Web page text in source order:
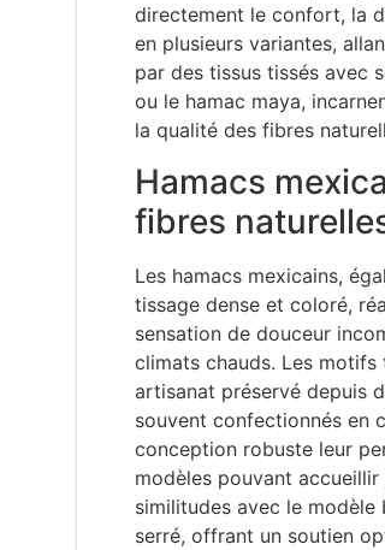
directement le confort, la
en plusieurs variantes,
par des tissus tissés avec
ou le hamac maya,
la qualité des fibres
Hamacs
fibres
Les hamacs mexicains,
tissage dense et coloré,
sensation de douceur
climats chauds. Les motifs
artisanat préservé depuis
souvent confectionnés en
conception robuste leur
modèles pouvant
similitudes avec le modèle
serré, offrant un soutien